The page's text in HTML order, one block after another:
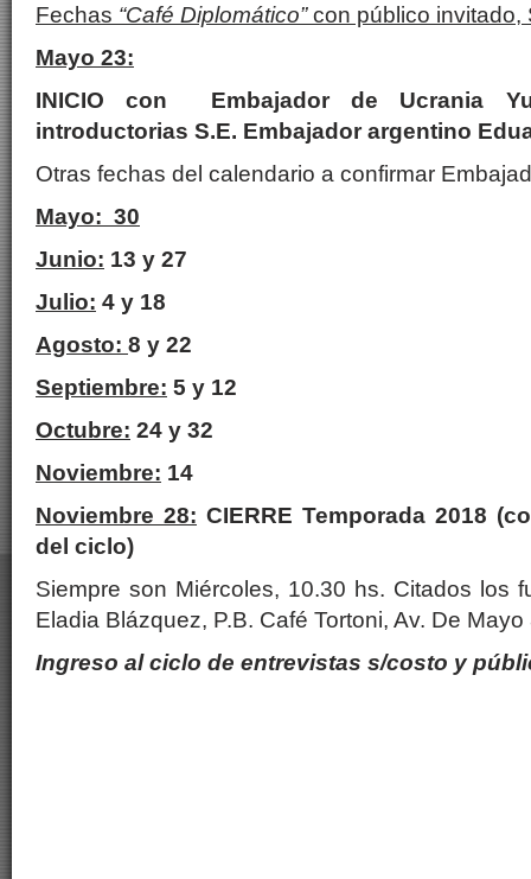
Fechas “Café Diplomático”con público invitado,
Mayo 23:
INICIO con Embajador de Ucrania
introductorias S.E. Embajador argentino
Otras fechas del calendario a confirmar
Mayo: 30
Junio: 13 y 27
Julio: 4 y 18
Agosto: 8 y 22
Septiembre: 5 y 12
Octubre: 24 y 32
Noviembre: 14
Noviembre 28: CIERRE Temporada 2018
del ciclo)
Siempre son Miércoles, 10.30 hs. Citados los
Eladia Blázquez, P.B. Café Tortoni, Av. De Mayo
Ingreso al ciclo de entrevistas s/costo y